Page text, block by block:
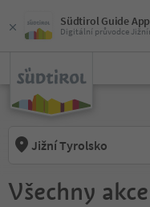
Südtirol Guide App
Digitální průvodce
Jižní Tyrolsko
Všechny